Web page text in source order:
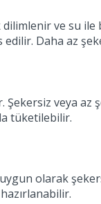
ve su
Daha az
veya
tüketilebilir.
olarak